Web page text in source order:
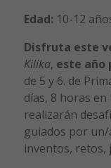
Edad: 10-12
Disfruta este
Kilika, este año
de 5 y 6. de
días, 8 horas en
realizarán
guiados por
inventos,